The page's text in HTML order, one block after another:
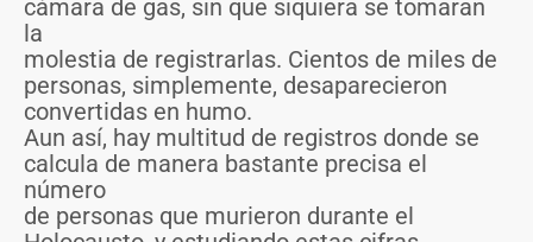
cámara de gas, sin que siquiera se tomaran
la
molestia de registrarlas. Cientos de miles de
personas, simplemente, desaparecieron
convertidas en humo.
Aun así, hay multitud de registros donde se
calcula de manera bastante precisa el
número
de personas que murieron durante el